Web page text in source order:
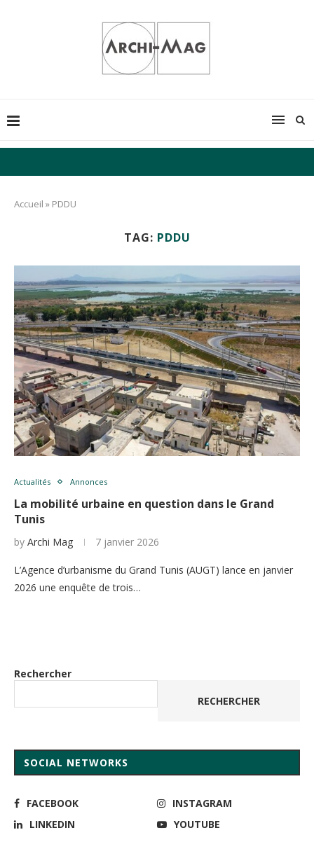
Accueil » PDDU
TAG: PDDU
Actualités Annonces
La mobilité urbaine en question dans le Grand
Tunis
by Archi Mag 7 janvier 2026
L’Agence d’urbanisme du Grand Tunis (AUGT) lance en janvier
2026 une enquête de trois…
Rechercher
RECHERCHER
SOCIAL NETWORKS
FACEBOOK
INSTAGRAM
LINKEDIN
YOUTUBE